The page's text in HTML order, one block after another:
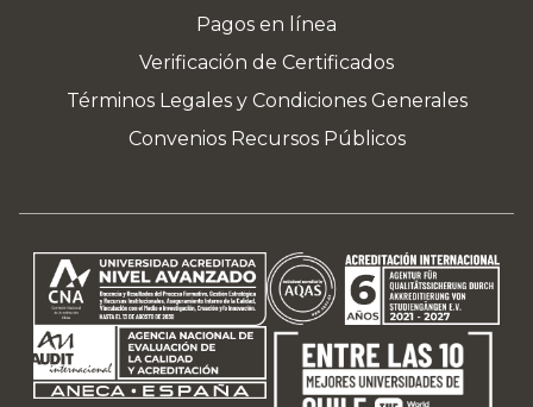
Pagos en línea
Verificación de Certificados
Términos Legales y Condiciones Generales
Convenios Recursos Públicos